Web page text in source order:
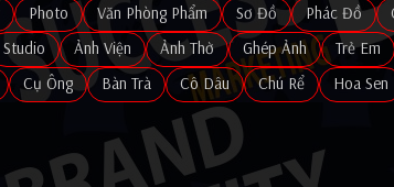
Photo Văn Phòng Phẩm Sơ Đồ Phác Đồ
Studio Ảnh Viện Ảnh Thờ Ghép Ảnh Trẻ Em
Cụ Ông Bàn Trà Cô Dâu Chú Rể Hoa Sen